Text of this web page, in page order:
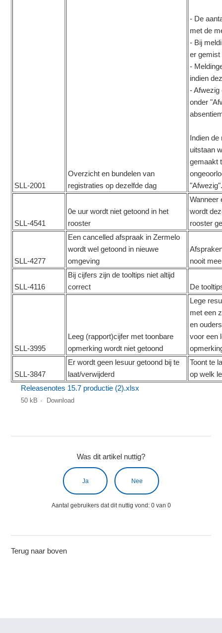
SLL-2001
Overzicht en bundelen van
registraties op dezelfde dag
- De
met de
- Bij
er gemist
-
indien
- Afwezig
onder
Indien de
uitstaan
gemaakt
SLL-4541
0e uur wordt niet getoond in het
rooster
Wanneer
wordt
rooster
SLL-4277
Een cancelled afspraak in Zermelo
wordt wel getoond in nieuwe
omgeving
nooit
SLL-4116
Bij cijfers zijn de tooltips niet altijd
correct
De
SLL-3995
Leeg (rapport)cijfer met toonbare
opmerking wordt niet getoond
Lege
met een
en
voor een
SLL-3847
Er wordt geen lesuur getoond bij te
laat/verwijderd
Toont te
op welk
Releasenotes 15.7 productie (2).xlsx
50 kB Download
Was dit artikel nuttig?
Ja Nee
Aantal gebruikers dat dit nuttig vond: 0 van 0
Terug naar boven